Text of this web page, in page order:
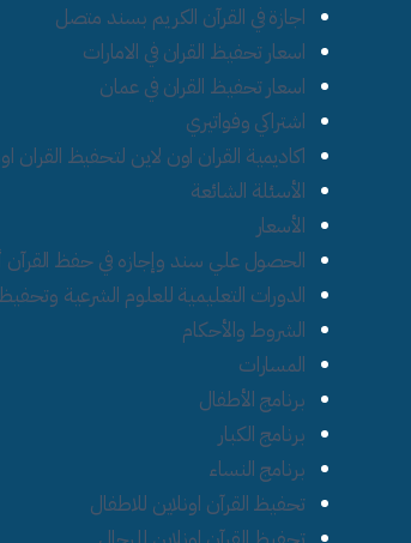
اجازة في القرآن الكريم بسند متصل
اسعار تحفيظ القران في الامارات
اسعار تحفيظ القران في عمان
اشتراكي وفواتيري
اكاديمية القران اون لاين لتحفيظ القران
الأسئلة الشائعة
الأسعار
الحصول علي سند وإجازه في حفظ القرآن
الدورات التعليمية للعلوم الشرعية
الشروط والأحكام
المسارات
برنامج الأطفال
برنامج الكبار
برنامج النساء
تحفيظ القرآن اونلاين للاطفال